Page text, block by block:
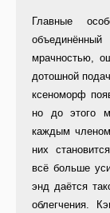
Главные
мрачностью,
дотошной
ксеноморф
но до этого
каждым
них
всё больше
энд даётся
облегчения.